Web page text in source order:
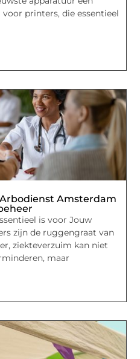
printers, die essentieel
Amsterdam
is voor Jouw
zijn de ruggengraat van
ziekteverzuim kan niet
maar